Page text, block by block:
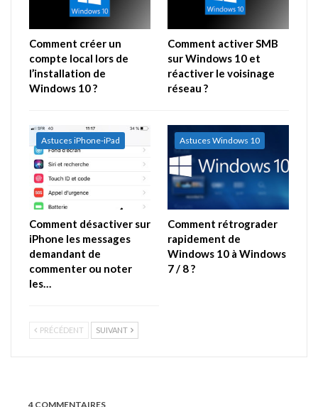
Comment créer un
compte local lors de
l’installation de
Windows 10 ?
Comment activer SMB
sur Windows 10 et
réactiver le voisinage
réseau ?
Astuces iPhone-iPad
Comment désactiver sur
iPhone les messages
demandant de
commenter ou noter
les…
Astuces Windows 10
Comment rétrograder
rapidement de
Windows 10 à Windows
7 / 8 ?
PRÉCÉDENT SUIVANT
4 COMMENTAIRES